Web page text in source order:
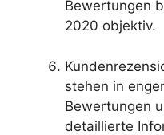
Bewertungen
2020 objektiv.
stehen in
Bewertungen
detaillierte